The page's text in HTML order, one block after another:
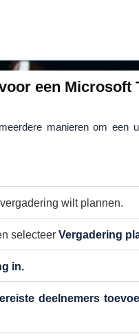
een Microsoft
manieren om een
wilt plannen.
selecteer Vergadering
in.
deelnemers